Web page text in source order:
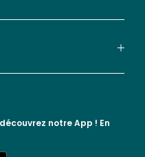
notre App ! En